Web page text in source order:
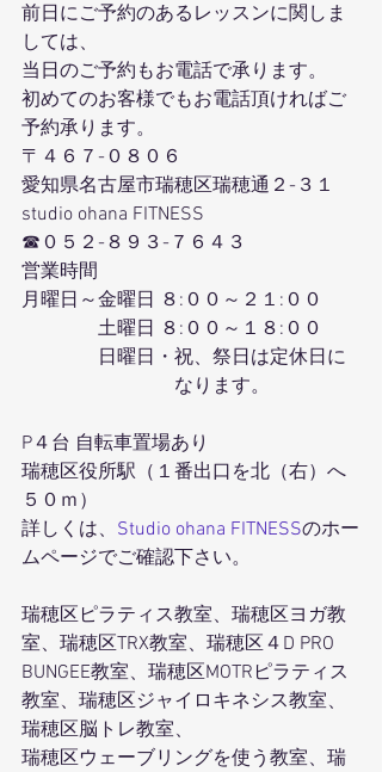
前日にご予約のあるレッスンに関しま
しては、
当日のご予約もお電話で承ります。
初めてのお客様でもお電話頂ければご
予約承ります。
〒４６７-０８０６
愛知県名古屋市瑞穂区瑞穂通２-３１
studio ohana FITNESS
☎０５２-８９３-７６４３
営業時間
月曜日～金曜日 ８:００～２１:００
土曜日 ８:００～１８:００
日曜日・祝、祭日は定休日に
なります。
P４台 自転車置場あり
瑞穂区役所駅（１番出口を北（右）へ
５０ｍ）
詳しくは、 Studio ohana FITNESSのホー
ムページでご確認下さい。
瑞穂区ピラティス教室、瑞穂区ヨガ教
室、瑞穂区TRX教室、瑞穂区４D PRO
BUNGEE教室、瑞穂区MOTRピラティス
教室、瑞穂区ジャイロキネシス教室、
瑞穂区脳トレ教室、
瑞穂区ウェーブリングを使う教室、瑞